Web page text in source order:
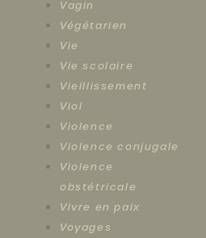
Vagin
Végétarien
Vie
Vie scolaire
Vieillissement
Viol
Violence
Violence conjugale
Violence
obstétricale
Vivre en paix
Voyages